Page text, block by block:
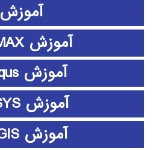
آموزش
آموزش 3D MAX
آموزش abaqus
آموزش ANSYS
آموزش ArcGIS